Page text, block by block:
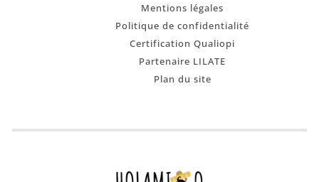
Mentions légales
Politique de confidentialité
Certification Qualiopi
Partenaire LILATE
Plan du site